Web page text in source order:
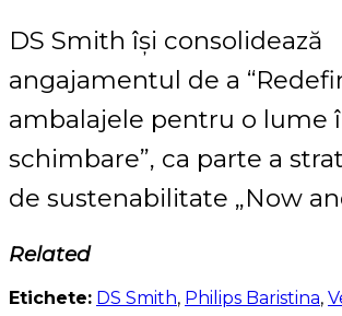
DS Smith își consolidează
angajamentul de a
ambalajele pentru o lume
schimbare”, ca parte a
de sustenabilitate „Now
Related
Etichete: DS Smith, Philips Baristina,